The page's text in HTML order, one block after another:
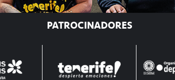
PATROCINADORES